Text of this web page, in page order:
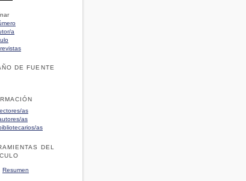
a
DE FUENTE
as
as
as
DEL
Resumen